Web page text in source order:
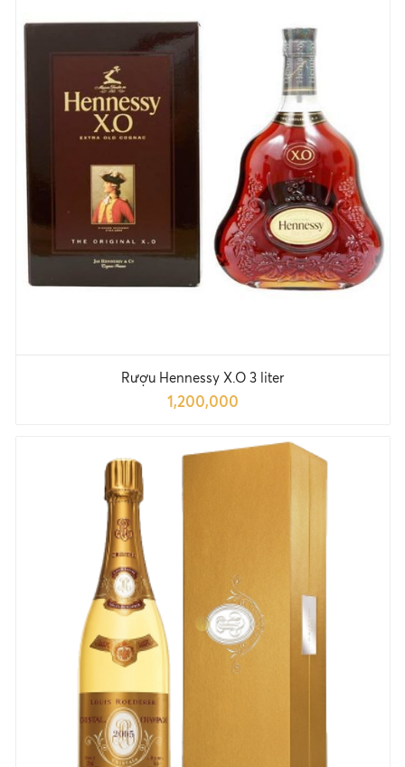
Rượu Hennessy X.O 3 liter
1,200,000